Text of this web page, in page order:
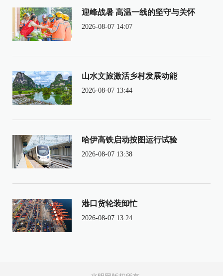
迎峰战暑 高温一线的坚守与关怀
2026-08-07 14:07
山水文旅激活乡村发展动能
2026-08-07 13:44
哈伊高铁启动按图运行试验
2026-08-07 13:38
港口货轮装卸忙
2026-08-07 13:24